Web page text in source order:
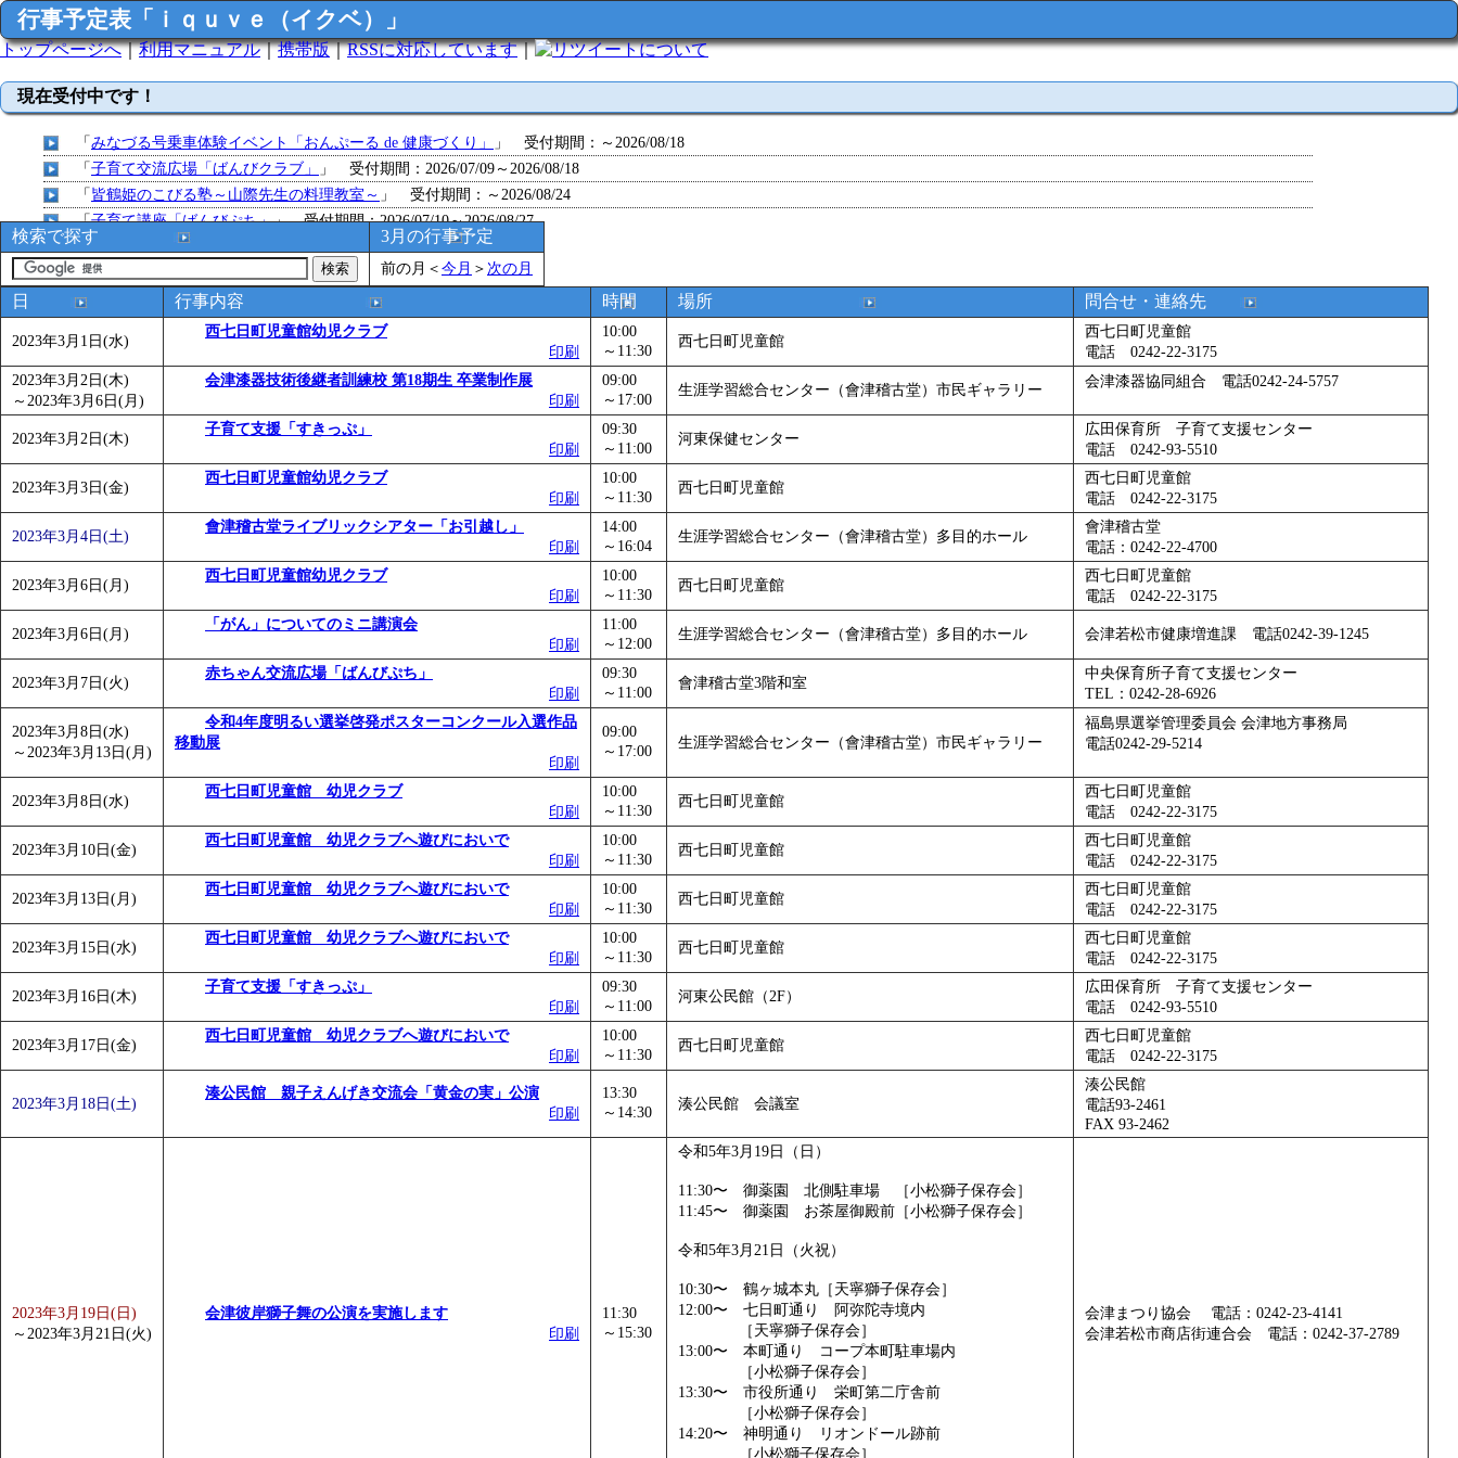
行事予定表「ｉｑｕｖｅ（イクベ）」
トップページへ｜利用マニュアル｜携帯版｜RSSに対応しています｜ について
現在受付中です！
「みなづる号乗車体験イベント「おんぷーる de 健康づくり」
」 受付期間：～2026/08/18
「子育て交流広場「ばんびクラブ」
」 受付期間：2026/07/09～2026/08/18
「皆鶴姫のこびる塾～山際先生の料理教室～ 」 受付期間：～2026/08/24
「子育て講座「ばんびぷち」」 受付期間：2026/07/10～2026/08/27
「 子育て交流広場「ばんびクラブ」
」 受付期間：2026/07/13～2026/08/28
「子育て交流広場「ばんびクラブ」
」 受付期間：2026/08/10～2026/09/01
「
赤ちゃん子育て講座「ばんびぷち」
」 受付期間：2026/08/10～2026/09/07
赤ちゃん子育て講座「ばんびぷち」」 受付期間：2026/08/10～2026/09/11
「まだまだ暑い！コミプの夏！！第11回 水中レクリエーション 障害物競争でお土産をゲットせよ！」 受付期間：～2026/09/13
「皆鶴姫のこびる塾～山際先生の料理教室～」 受付期間：～2026/09/14
「子育て交流広場「ばんびクラブ」
」 受付期間：2026/08/10～2026/09/15
「赤ちゃん交流広場「ばんびぷち」」 受付期間：2026/08/10～2026/09/28
」 受付期間：～2026/09/29
「堂島地区歴史ウオークの参加者を募集します
」 受付期間：～2026/11/05
「皆鶴姫のこびる塾～山際先生の料理教室～」 受付期間：～2026/11/30
「みなづる号乗車体験イベント「おんぷーる de 健康づくり」」 受付期間：～2026/12/03
検索で探す 3月の行事予定
前の月 ＜今月 ＞ 次の月
日 行事内容 時間 場所 問合せ・連絡先
2023年3月1日(水)
西七日町児童館幼児クラブ
印刷
10:00
～11:30
西七日町児童館
西七日町児童館
電話 0242-22-3175
2023年3月2日(木)
～ 2023年3月6日(月)
会津漆器技術後継者訓練校 第18期生 卒業制作展
印刷
09:00
～17:00
生涯学習総合センター（會津稽古堂）市民ギャラリー 会津漆器協同組合 電話0242-24-5757
2023年3月2日(木)
子育て支援「すきっぷ」
印刷
09:30
～11:00
河東保健センター
広田保育所 子育て支援センター
電話 0242-93-5510
2023年3月3日(金)
西七日町児童館幼児クラブ
印刷
10:00
～11:30
西七日町児童館
西七日町児童館
電話 0242-22-3175
2023年3月4日(土)
會津稽古堂ライブリックシアター「お引越し」
印刷
14:00
～16:04
生涯学習総合センター（會津稽古堂）多目的ホール
會津稽古堂
電話：0242-22-4700
2023年3月6日(月)
西七日町児童館幼児クラブ
印刷
10:00
～11:30
西七日町児童館
西七日町児童館
電話 0242-22-3175
2023年3月6日(月)
「がん」についてのミニ講演会
印刷
11:00
～12:00
生涯学習総合センター（會津稽古堂）多目的ホール 会津若松市健康増進課 電話0242-39-1245
2023年3月7日(火)
赤ちゃん交流広場「ばんびぷち」
印刷
09:30
～11:00
會津稽古堂3階和室
中央保育所子育て支援センター
TEL：0242-28-6926
2023年3月8日(水)
～ 2023年3月13日(月)
令和4年度明るい選挙啓発ポスターコンクール入選作品
移動展
印刷
09:00
～17:00
生涯学習総合センター（會津稽古堂）市民ギャラリー
福島県選挙管理委員会 会津地方事務局
電話0242-29-5214
2023年3月8日(水)
西七日町児童館 幼児クラブ
印刷
10:00
～11:30
西七日町児童館
西七日町児童館
電話 0242-22-3175
2023年3月10日(金)
西七日町児童館 幼児クラブへ遊びにおいで
印刷
10:00
～11:30
西七日町児童館
西七日町児童館
電話 0242-22-3175
2023年3月13日(月)
西七日町児童館 幼児クラブへ遊びにおいで
印刷
10:00
～11:30
西七日町児童館
西七日町児童館
電話 0242-22-3175
2023年3月15日(水)
西七日町児童館 幼児クラブへ遊びにおいで
印刷
10:00
～11:30
西七日町児童館
西七日町児童館
電話 0242-22-3175
2023年3月16日(木)
子育て支援「すきっぷ」
印刷
09:30
～11:00
河東公民館（2F）
広田保育所 子育て支援センター
電話 0242-93-5510
2023年3月17日(金)
西七日町児童館 幼児クラブへ遊びにおいで
印刷
10:00
～11:30
西七日町児童館
西七日町児童館
電話 0242-22-3175
2023年3月18日(土)
湊公民館 親子えんげき交流会「黄金の実」公演
印刷
13:30
～14:30
湊公民館 会議室
湊公民館
電話93-2461
FAX 93-2462
2023年3月19日(日)
～ 2023年3月21日(火)
会津彼岸獅子舞の公演を実施します
印刷
11:30
～15:30
令和5年3月19日（日）
11:30〜 御薬園 北側駐車場 ［小松獅子保存会］
11:45〜 御薬園 お茶屋御殿前［小松獅子保存会］
令和5年3月21日（火祝）
10:30〜 鶴ヶ城本丸［天寧獅子保存会］
12:00〜 七日町通り 阿弥陀寺境内
［天寧獅子保存会］
13:00〜 本町通り コープ本町駐車場内
［小松獅子保存会］
13:30〜 市役所通り 栄町第二庁舎前
［小松獅子保存会］
14:20〜 神明通り リオンドール跡前
［小松獅子保存会］
会津まつり協会 電話：0242-23-4141
会津若松市商店街連合会 電話：0242-37-2789